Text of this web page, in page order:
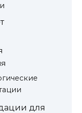
для